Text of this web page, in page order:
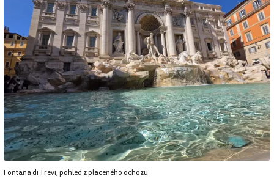
Fontana di Trevi, pohled z placeného ochozu